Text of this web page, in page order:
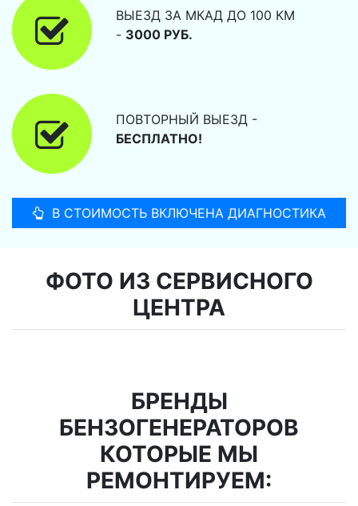
ВЫЕЗД ЗА МКАД ДО 100 КМ
- 3000 РУБ.
ПОВТОРНЫЙ ВЫЕЗД -
БЕСПЛАТНО!
В СТОИМОСТЬ ВКЛЮЧЕНА ДИАГНОСТИКА
ФОТО ИЗ СЕРВИСНОГО
ЦЕНТРА
БРЕНДЫ
БЕНЗОГЕНЕРАТОРОВ
КОТОРЫЕ МЫ
РЕМОНТИРУЕМ: